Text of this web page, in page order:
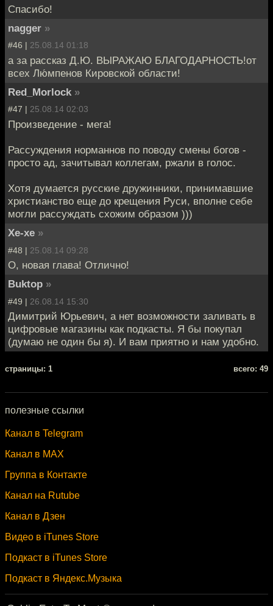
Спасибо!
nagger »
#46 | 25.08.14 01:18
а за рассказ Д.Ю. ВЫРАЖАЮ БЛАГОДАРНОСТЬ!от
всех Лю́мпенов Кировской области!
Red_Morlock »
#47 | 25.08.14 02:03
Произведение - мега!
Рассуждения норманнов по поводу смены богов -
просто ад, зачитывал коллегам, ржали в голос.
Хотя думается русские дружинники, принимавшие
христианство еще до крещения Руси, вполне себе
могли рассуждать схожим образом )))
Хе-хе »
#48 | 25.08.14 09:28
О, новая глава! Отлично!
Buktop »
#49 | 26.08.14 15:30
Димитрий Юрьевич, а нет возможности заливать в
цифровые магазины как подкасты. Я бы покупал
(думаю не один бы я). И вам приятно и нам удобно.
cтраницы: 1 всего: 49
полезные ссылки
Канал в Telegram
Канал в MAX
Группа в Контакте
Канал на Rutube
Канал в Дзен
Видео в iTunes Store
Подкаст в iTunes Store
Подкаст в Яндекс.Музыка